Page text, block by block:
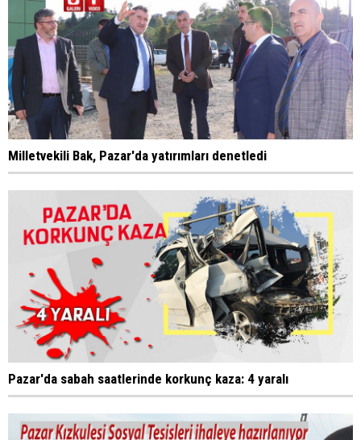
Milletvekili Bak, Pazar'da yatırımları denetledi
Pazar'da sabah saatlerinde korkunç kaza: 4 yaralı